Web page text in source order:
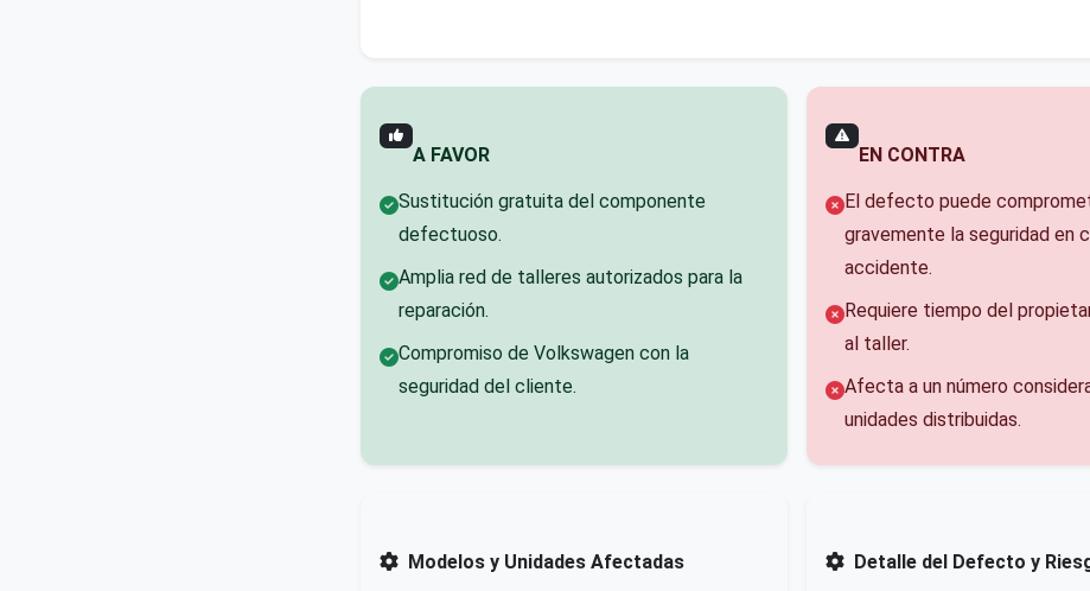
A FAVOR
Sustitución gratuita del componente
defectuoso.
Amplia red de talleres autorizados para la
reparación.
Compromiso de Volkswagen con la
seguridad del cliente.
EN CONTRA
El defecto puede
gravemente la seguridad en
accidente.
Requiere tiempo del
al taller.
Afecta a un número
unidades distribuidas.
Modelos y Unidades Afectadas Detalle del Defecto y